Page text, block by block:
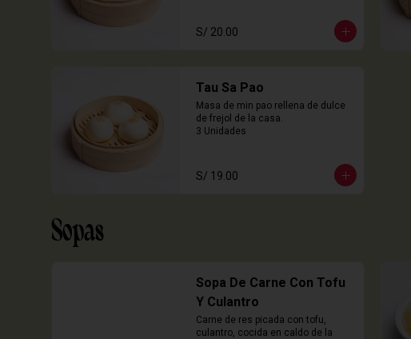
S/ 20.00
Tau Sa Pao
Masa de min pao rellena de dulce
de frejol de la casa.
3 Unidades
S/ 19.00
Sopas
Sopa De Carne Con Tofu
Y Culantro
Carne de res picada con tofu,
culantro, cocida en caldo de la